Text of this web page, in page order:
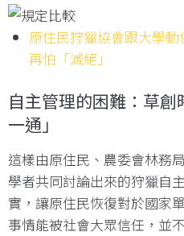
原住民狩獵協會跟大學
再怕「滅絕」
自主管理的困難：草
一通」
這樣由原住民、農委會林務
學者共同討論出來的狩獵自
實，讓原住民恢復對於國家
事情能被社會大眾信任，並